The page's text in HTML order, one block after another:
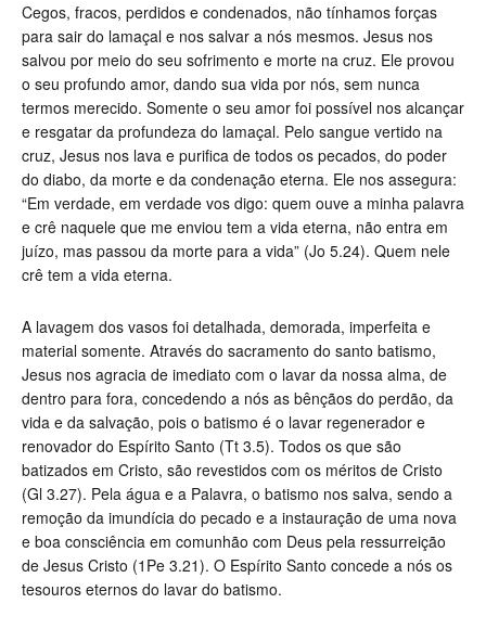
Cegos, fracos, perdidos e condenados, não tínhamos forças
para sair do lamaçal e nos salvar a nós mesmos. Jesus nos
salvou por meio do seu sofrimento e morte na cruz. Ele provou
o seu profundo amor, dando sua vida por nós, sem nunca
termos merecido. Somente o seu amor foi possível nos alcançar
e resgatar da profundeza do lamaçal. Pelo sangue vertido na
cruz, Jesus nos lava e purifica de todos os pecados, do poder
do diabo, da morte e da condenação eterna. Ele nos assegura:
“Em verdade, em verdade vos digo: quem ouve a minha palavra
e crê naquele que me enviou tem a vida eterna, não entra em
juízo, mas passou da morte para a vida” (Jo 5.24). Quem nele
crê tem a vida eterna.
A lavagem dos vasos foi detalhada, demorada, imperfeita e
material somente. Através do sacramento do santo batismo,
Jesus nos agracia de imediato com o lavar da nossa alma, de
dentro para fora, concedendo a nós as bênçãos do perdão, da
vida e da salvação, pois o batismo é o lavar regenerador e
renovador do Espírito Santo (Tt 3.5). Todos os que são
batizados em Cristo, são revestidos com os méritos de Cristo
(Gl 3.27). Pela água e a Palavra, o batismo nos salva, sendo a
remoção da imundícia do pecado e a instauração de uma nova
e boa consciência em comunhão com Deus pela ressurreição
de Jesus Cristo (1Pe 3.21). O Espírito Santo concede a nós os
tesouros eternos do lavar do batismo.